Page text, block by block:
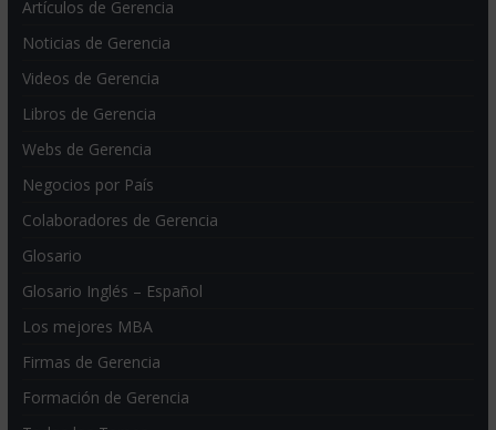
Artículos de Gerencia
Noticias de Gerencia
Videos de Gerencia
Libros de Gerencia
Webs de Gerencia
Negocios por País
Colaboradores de Gerencia
Glosario
Glosario Inglés – Español
Los mejores MBA
Firmas de Gerencia
Formación de Gerencia